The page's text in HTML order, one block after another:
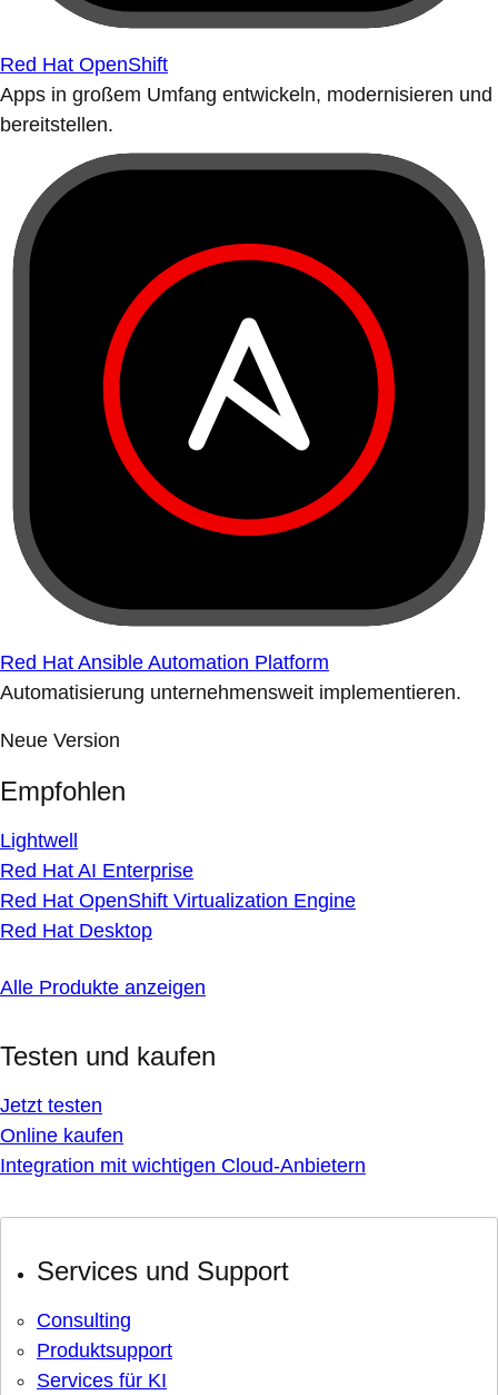
Red Hat OpenShift
Apps in großem Umfang entwickeln, modernisieren und
bereitstellen.
Red Hat Ansible Automation Platform
Automatisierung unternehmensweit implementieren.
Neue Version
Empfohlen
Lightwell
Red Hat AI Enterprise
Red Hat OpenShift Virtualization Engine
Red Hat Desktop
Alle Produkte anzeigen
Testen und kaufen
Jetzt testen
Online kaufen
Integration mit wichtigen Cloud-Anbietern
Services und Support
Consulting
Produktsupport
Services für KI